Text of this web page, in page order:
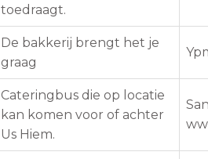
toedraagt.
De bakkerij brengt het je
graag
Cateringbus die op locatie
kan komen voor of achter
Us Hiem.